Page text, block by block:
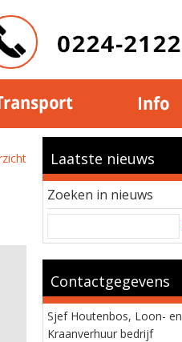
Laatste nieuws
Zoeken in nieuws
Contactgegevens
Sjef Houtenbos, Loon- en
Kraanverhuur bedrijf